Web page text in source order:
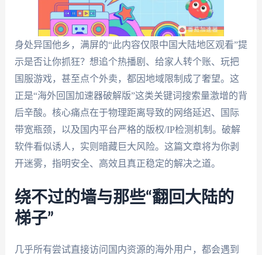
身处异国他乡，满屏的“此内容仅限中国大陆地区观看”提
示是否让你抓狂？想追个热播剧、给家人转个账、玩把
国服游戏，甚至点个外卖，都因地域限制成了奢望。这
正是“海外回国加速器破解版”这类关键词搜索量激增的背
后辛酸。核心痛点在于物理距离导致的网络延迟、国际
带宽瓶颈，以及国内平台严格的版权/IP检测机制。破解
软件看似诱人，实则暗藏巨大风险。这篇文章将为你剥
开迷雾，指明安全、高效且真正稳定的解决之道。
绕不过的墙与那些“翻回大陆的
梯子”
几乎所有尝试直接访问国内资源的海外用户，都会遇到